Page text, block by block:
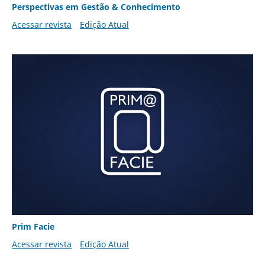
Perspectivas em Gestão & Conhecimento
Acessar revista
Edição Atual
Prim Facie
Acessar revista
Edição Atual